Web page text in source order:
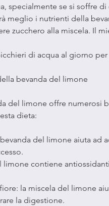
specialmente se si soffre
meglio i nutrienti della
zucchero alla miscela. Il
di acqua al giorno
bevanda del limone
del limone offre numerosi
dieta:
del limone aiuta ad
limone contiene
la miscela del limone
la digestione.